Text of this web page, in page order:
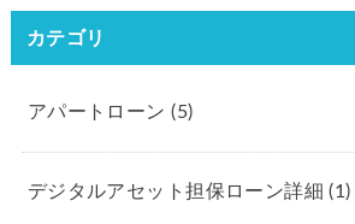
カテゴリ
アパートローン(5)
デジタルアセット担保ローン詳細(1)